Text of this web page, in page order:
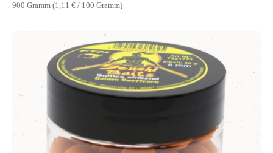
900 Gramm (1,11 € / 100 Gramm)